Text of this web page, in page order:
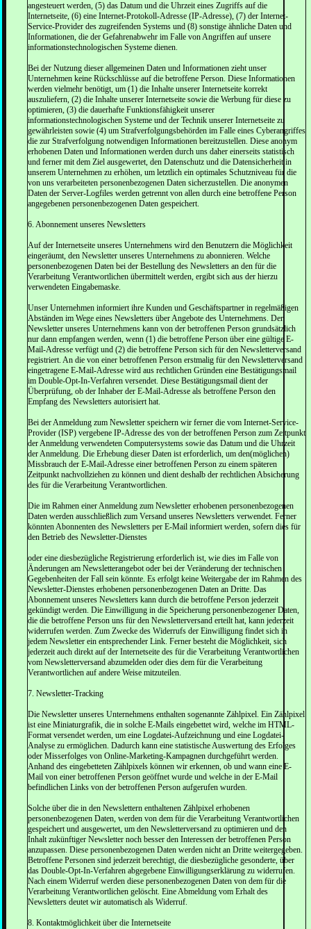
angesteuert werden, (5) das Datum und die Uhrzeit eines Zugriffs auf die
Internetseite, (6) eine Internet-Protokoll-Adresse (IP-Adresse), (7) der Internet-
Service-Provider des zugreifenden Systems und (8) sonstige ähnliche Daten und
Informationen, die der Gefahrenabwehr im Falle von Angriffen auf unsere
informationstechnologischen Systeme dienen.
Bei der Nutzung dieser allgemeinen Daten und Informationen zieht unser
Unternehmen keine Rückschlüsse auf die betroffene Person. Diese Informationen
werden vielmehr benötigt, um (1) die Inhalte unserer Internetseite korrekt
auszuliefern, (2) die Inhalte unserer Internetseite sowie die Werbung für diese zu
optimieren, (3) die dauerhafte Funktionsfähigkeit unserer
informationstechnologischen Systeme und der Technik unserer Internetseite zu
gewährleisten sowie (4) um Strafverfolgungsbehörden im Falle eines Cyberangriffes
die zur Strafverfolgung notwendigen Informationen bereitzustellen. Diese anonym
erhobenen Daten und Informationen werden durch uns daher einerseits statistisch
und ferner mit dem Ziel ausgewertet, den Datenschutz und die Datensicherheit in
unserem Unternehmen zu erhöhen, um letztlich ein optimales Schutzniveau für die
von uns verarbeiteten personenbezogenen Daten sicherzustellen. Die anonymen
Daten der Server-Logfiles werden getrennt von allen durch eine betroffene Person
angegebenen personenbezogenen Daten gespeichert.
6. Abonnement unseres Newsletters
Auf der Internetseite unseres Unternehmens wird den Benutzern die Möglichkeit
eingeräumt, den Newsletter unseres Unternehmens zu abonnieren. Welche
personenbezogenen Daten bei der Bestellung des Newsletters an den für die
Verarbeitung Verantwortlichen übermittelt werden, ergibt sich aus der hierzu
verwendeten Eingabemaske.
Unser Unternehmen informiert ihre Kunden und Geschäftspartner in regelmäßigen
Abständen im Wege eines Newsletters über Angebote des Unternehmens. Der
Newsletter unseres Unternehmens kann von der betroffenen Person grundsätzlich
nur dann empfangen werden, wenn (1) die betroffene Person über eine gültige E-
Mail-Adresse verfügt und (2) die betroffene Person sich für den Newsletterversand
registriert. An die von einer betroffenen Person erstmalig für den Newsletterversand
eingetragene E-Mail-Adresse wird aus rechtlichen Gründen eine Bestätigungsmail
im Double-Opt-In-Verfahren versendet. Diese Bestätigungsmail dient der
Überprüfung, ob der Inhaber der E-Mail-Adresse als betroffene Person den
Empfang des Newsletters autorisiert hat.
Bei der Anmeldung zum Newsletter speichern wir ferner die vom Internet-Service-
Provider (ISP) vergebene IP-Adresse des von der betroffenen Person zum Zeitpunkt
der Anmeldung verwendeten Computersystems sowie das Datum und die Uhrzeit
der Anmeldung. Die Erhebung dieser Daten ist erforderlich, um den(möglichen)
Missbrauch der E-Mail-Adresse einer betroffenen Person zu einem späteren
Zeitpunkt nachvollziehen zu können und dient deshalb der rechtlichen Absicherung
des für die Verarbeitung Verantwortlichen.
Die im Rahmen einer Anmeldung zum Newsletter erhobenen personenbezogenen
Daten werden ausschließlich zum Versand unseres Newsletters verwendet. Ferner
könnten Abonnenten des Newsletters per E-Mail informiert werden, sofern dies für
den Betrieb des Newsletter-Dienstes
oder eine diesbezügliche Registrierung erforderlich ist, wie dies im Falle von
Änderungen am Newsletterangebot oder bei der Veränderung der technischen
Gegebenheiten der Fall sein könnte. Es erfolgt keine Weitergabe der im Rahmen des
Newsletter-Dienstes erhobenen personenbezogenen Daten an Dritte. Das
Abonnement unseres Newsletters kann durch die betroffene Person jederzeit
gekündigt werden. Die Einwilligung in die Speicherung personenbezogener Daten,
die die betroffene Person uns für den Newsletterversand erteilt hat, kann jederzeit
widerrufen werden. Zum Zwecke des Widerrufs der Einwilligung findet sich in
jedem Newsletter ein entsprechender Link. Ferner besteht die Möglichkeit, sich
jederzeit auch direkt auf der Internetseite des für die Verarbeitung Verantwortlichen
vom Newsletterversand abzumelden oder dies dem für die Verarbeitung
Verantwortlichen auf andere Weise mitzuteilen.
7. Newsletter-Tracking
Die Newsletter unseres Unternehmens enthalten sogenannte Zählpixel. Ein Zählpixel
ist eine Miniaturgrafik, die in solche E-Mails eingebettet wird, welche im HTML-
Format versendet werden, um eine Logdatei-Aufzeichnung und eine Logdatei-
Analyse zu ermöglichen. Dadurch kann eine statistische Auswertung des Erfolges
oder Misserfolges von Online-Marketing-Kampagnen durchgeführt werden.
Anhand des eingebetteten Zählpixels können wir erkennen, ob und wann eine E-
Mail von einer betroffenen Person geöffnet wurde und welche in der E-Mail
befindlichen Links von der betroffenen Person aufgerufen wurden.
Solche über die in den Newslettern enthaltenen Zählpixel erhobenen
personenbezogenen Daten, werden von dem für die Verarbeitung Verantwortlichen
gespeichert und ausgewertet, um den Newsletterversand zu optimieren und den
Inhalt zukünftiger Newsletter noch besser den Interessen der betroffenen Person
anzupassen. Diese personenbezogenen Daten werden nicht an Dritte weitergegeben.
Betroffene Personen sind jederzeit berechtigt, die diesbezügliche gesonderte, über
das Double-Opt-In-Verfahren abgegebene Einwilligungserklärung zu widerrufen.
Nach einem Widerruf werden diese personenbezogenen Daten von dem für die
Verarbeitung Verantwortlichen gelöscht. Eine Abmeldung vom Erhalt des
Newsletters deutet wir automatisch als Widerruf.
8. Kontaktmöglichkeit über die Internetseite